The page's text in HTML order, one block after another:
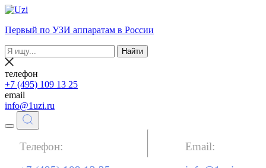
Первый по УЗИ аппаратам в России
Найти
телефон
+7 (495) 109 13 25
email
info@1uzi.ru
Телефон:
Email: